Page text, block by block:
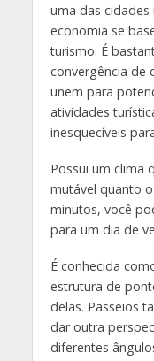
uma das
economia se
turismo. É
convergência de
unem para
atividades
inesquecíveis
Possui um clima
mutável quanto
minutos, você
para um dia de
É conhecida
estrutura de
delas. Passeios
dar outra
diferentes